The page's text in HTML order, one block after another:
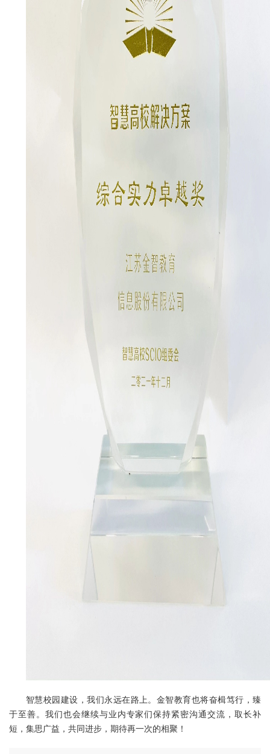
智慧校园建设，我们永远在路上。金智教育也将奋楫笃行，臻
于至善。我们也会继续与业内专家们保持紧密沟通交流，取长补
短，集思广益，共同进步，期待再一次的相聚！